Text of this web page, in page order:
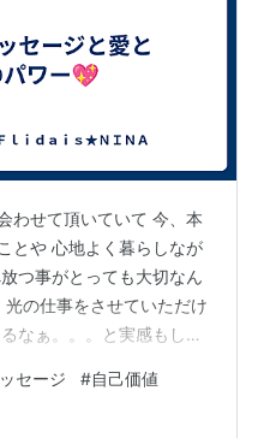
わせて頂いていて 今、本
とや 心地よく暮らしなが
つ事がとっても大切なん
の仕事をさせていただけ
なぁ。。。と実感もして
のある特定の人になんだ
一体だから両方あるも
セージ #自己価値